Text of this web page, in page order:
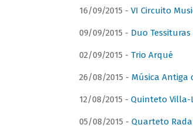
16/09/2015 - VI Circuito
09/09/2015 - Duo
02/09/2015 - Trio Arqué
26/08/2015 - Música Antiga
12/08/2015 - Quinteto Villa-
05/08/2015 - Quarteto